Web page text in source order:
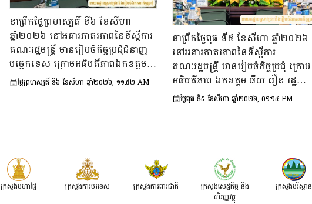
នាព្រឹកថ្ងៃព្រហស្បតិ៍ ទី៦ ខែសីហា
ឆ្នាំ២០២៦ នៅអគារភាតរភាពនៃទីស្តីការ
គណៈរដ្ឋមន្រ្តី មានរៀបចំកិច្ចប្រជុំជំនាញ
បច្ចេកទេស ក្រោមអធិបតីភាពឯកឧត្តម
សុក ផេង រដ្ឋលេខាធិការទីស្ដីការគណៈរដ្ឋ
មន្ត្រី អនុប្រធាន និងជាប្រធាន​ក្រុម​ការងារ​
លើ «សេចក្តីព្រាងផែនការ​សកម្មភាពជាតិ​​
ស្ដីពី​ការបង្ការទប់ស្កាត់​អាពាហ៍ពិពាហ៍​
នៅវ័យក្មេង​និងការ​មាន​ផ្ទៃពោះ​នៅ​វ័យ
ថ្ងៃព្រហស្បតិ៍ ទី៦ ខែសីហា ឆ្នាំ២០២៦, ១១:៥២ AM
នាព្រឹកថ្ងៃពុធ ទី៥ ខែសីហា ឆ្នាំ២០២៦
នៅអគារភាតរភាពនៃទីស្តីការ
គណៈរដ្ឋមន្រ្តី មានរៀបចំកិច្ចប្រជុំ ក្រោម
អធិបតីភាព ឯកឧត្តម ឆឺយ រឿន រដ្ឋ
លេខាធិការ​ទីស្តីការគណៈរដ្ឋមន្ត្រី ដើម្បី
ពិនិត្យនិងពិភាក្សា​លើ​សេចក្ដីព្រាង​គំរូ​
ថ្ងៃពុធ ទី៥ ខែសីហា ឆ្នាំ២០២៦, ០១:១៤ PM
ក្រសួងមហាផ្ទៃ ក្រសួងការបរទេស ក្រសួងការពារជាតិ
ក្រសួង​សេដ្ឋកិច្ច និង
ហិរញ្ញវត្ថុ
ក្រសួងបរិស្ថាន